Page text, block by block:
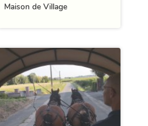
Maison de Village